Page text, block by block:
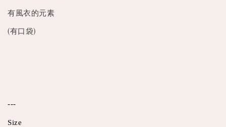
有風衣的元素
(有口袋)
---
Size